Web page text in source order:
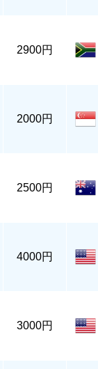
2900円
2000円
2500円
4000円
3000円